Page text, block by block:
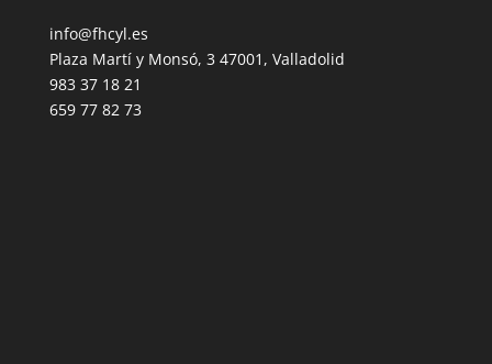
info@fhcyl.es
Plaza Martí y Monsó, 3 47001, Valladolid
983 37 18 21
659 77 82 73